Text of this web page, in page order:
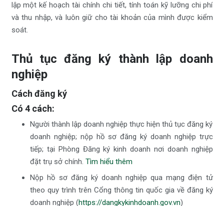
lập một kế hoạch tài chính chi tiết, tính toán kỹ lưỡng chi phí
và thu nhập, và luôn giữ cho tài khoản của mình được kiểm
soát.
Thủ tục đăng ký thành lập doanh
nghiệp
Cách đăng ký
Có 4 cách:
Người thành lập doanh nghiệp thực hiện thủ tục đăng ký
doanh nghiệp; nộp hồ sơ đăng ký doanh nghiệp trực
tiếp; tại Phòng Đăng ký kinh doanh nơi doanh nghiệp
đặt trụ sở chính. Tìm hiểu thêm
Nộp hồ sơ đăng ký doanh nghiệp qua mạng điện tử
theo quy trình trên Cổng thông tin quốc gia về đăng ký
doanh nghiệp (https://dangkykinhdoanh.gov.vn)